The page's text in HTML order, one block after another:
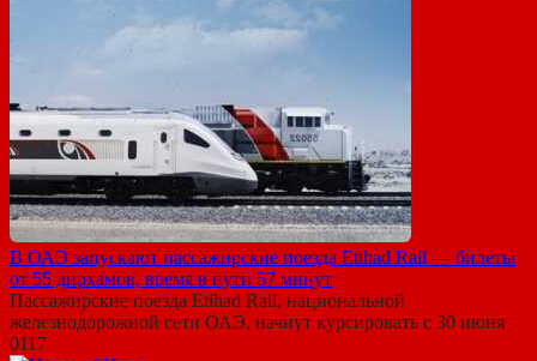
В ОАЭ запускают пассажирские поезда Etihad Rail — билеты
от 55 дирхамов, время в пути 57 минут
Пассажирские поезда Etihad Rail, национальной
железнодорожной сети ОАЭ, начнут курсировать с 30 июня
0117